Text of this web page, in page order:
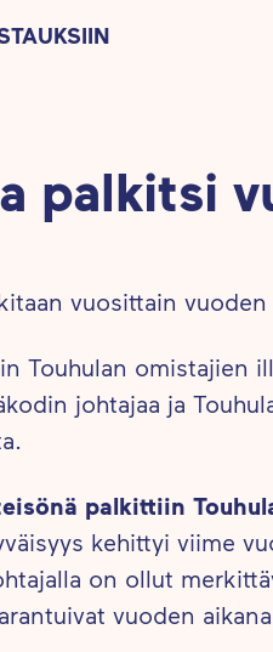
palkitsi
vuosittain
Touhulan omistajien
johtajaa ja
palkittiin
kehittyi viime
on ollut
vuoden